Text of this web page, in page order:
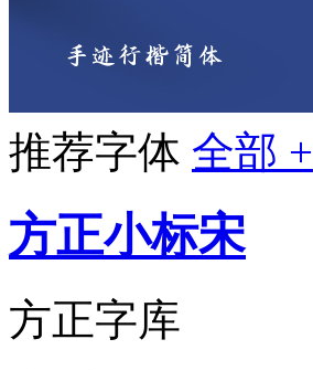
推荐字体 全部 +
方正小标宋
方正字库